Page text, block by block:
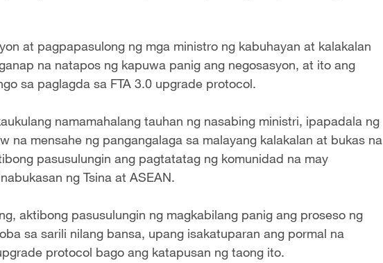
at pagpapasulong ng mga ministro ng kabuhayan at kalakalan
na natapos ng kapuwa panig ang negosasyon, at ito ang
sa paglagda sa FTA 3.0 upgrade protocol.
namamahalang tauhan ng nasabing ministri, ipapadala ng
na mensahe ng pangangalaga sa malayang kalakalan at bukas na
pasusulungin ang pagtatatag ng komunidad na may
ng Tsina at ASEAN.
aktibong pasusulungin ng magkabilang panig ang proseso ng
sa sarili nilang bansa, upang isakatuparan ang pormal na
protocol bago ang katapusan ng taong ito.